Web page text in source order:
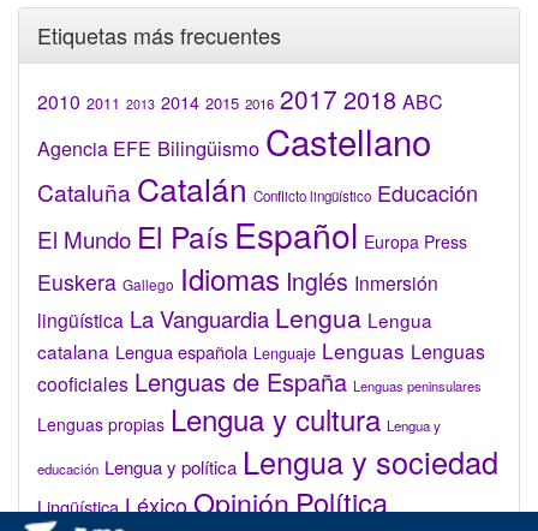
Etiquetas más frecuentes
2010 2011 2013 2014 2015 2016 2017 2018 ABC
Agencia EFE Bilingüismo Castellano
Cataluña Catalán Conflicto lingüístico Educación
El Mundo El País Español Europa Press
Euskera Gallego Idiomas Inglés Inmersión
lingüística La Vanguardia Lengua Lengua
catalana Lengua española Lenguaje Lenguas Lenguas
cooficiales Lenguas de España Lenguas peninsulares
Lenguas propias Lengua y cultura Lengua y
educación Lengua y política Lengua y sociedad
Lingüística LéxicoOpiniónPolítica